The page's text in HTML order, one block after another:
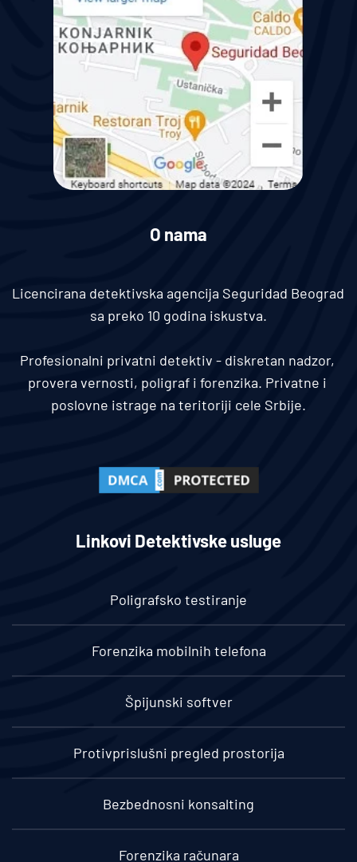
O nama
Licencirana detektivska agencija Seguridad Beograd
sa preko 10 godina iskustva.
Profesionalni privatni detektiv - diskretan nadzor,
provera vernosti, poligraf i forenzika. Privatne i
poslovne istrage na teritoriji cele Srbije.
Linkovi Detektivske usluge
Poligrafsko testiranje
Forenzika mobilnih telefona
Špijunski softver
Protivprislušni pregled prostorija
Bezbednosni konsalting
Forenzika računara